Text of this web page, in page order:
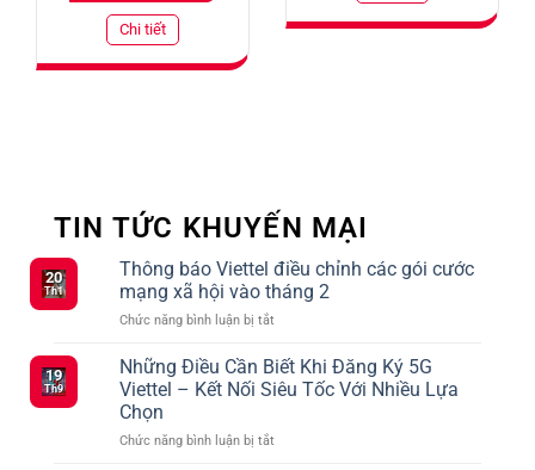
Chi tiết
TIN TỨC KHUYẾN MẠI
20
Th1
Thông báo Viettel điều chỉnh các gói cước
mạng xã hội vào tháng 2
Chức năng bình luận bị tắt
báo
Viettel
điều
các
19
Th9
Những Điều Cần Biết Khi Đăng Ký 5G
Viettel – Kết Nối Siêu Tốc Với Nhiều Lựa
Chọn
Chức năng bình luận bị tắt